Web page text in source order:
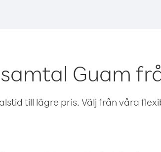
Guam
till lägre pris. Välj från våra